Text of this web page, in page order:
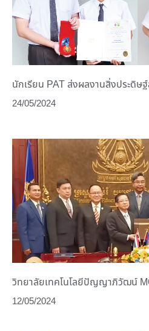
นักเรียน PAT ส่งผลงานสิ่งประดิษ
24/05/2024
วิทยาลัยเทคโนโลยีปัญญาภิวัฒน์
12/05/2024